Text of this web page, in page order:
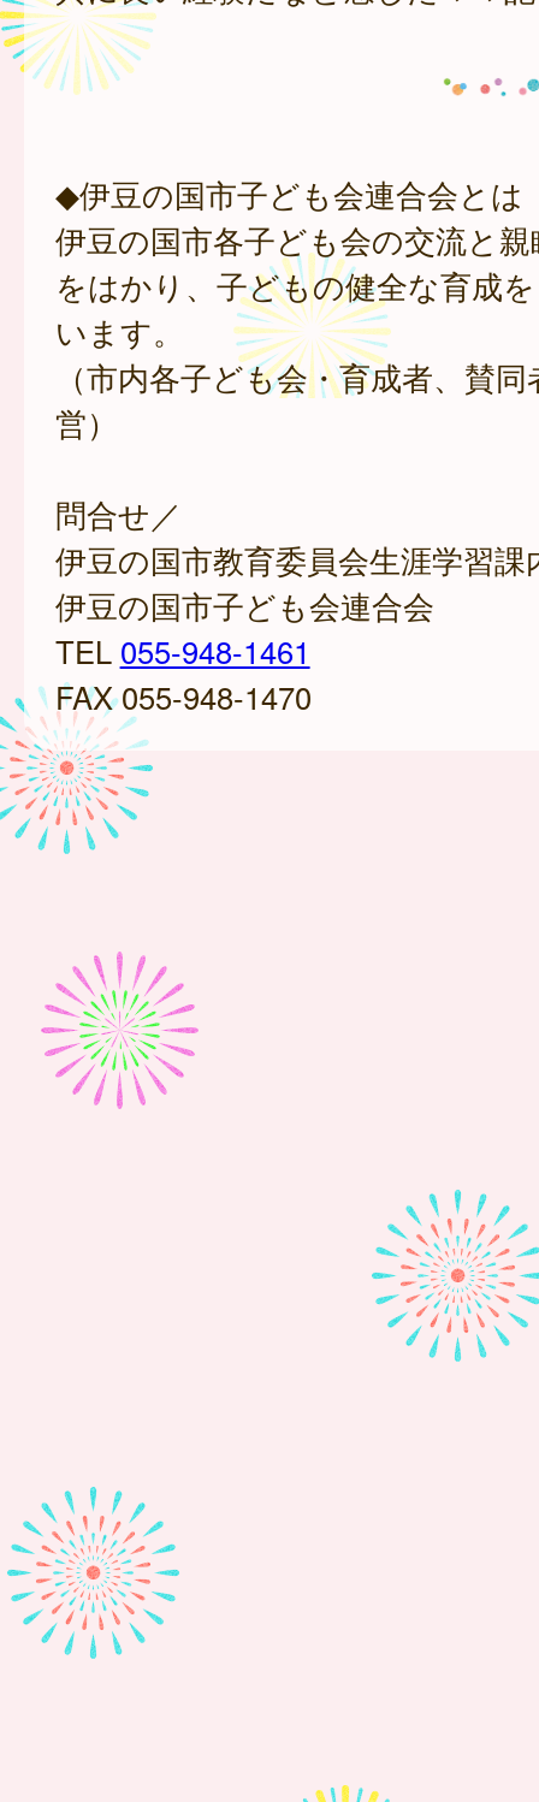
◆伊豆の国市子ども会連合会とは
伊豆の国市各子ども会の交流と
をはかり、子どもの健全な育成
います。
（市内各子ども会・育成者、賛
営）
問合せ／
伊豆の国市教育委員会生涯学習課
伊豆の国市子ども会連合会
TEL 055-948-1461
FAX 055-948-1470